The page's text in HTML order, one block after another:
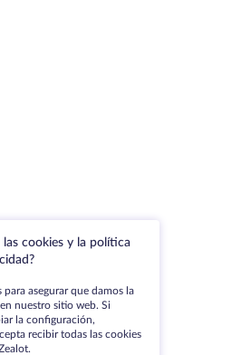
las cookies y la política
asegurar que damos la
nuestro sitio web. Si
la configuración,
recibir todas las cookies